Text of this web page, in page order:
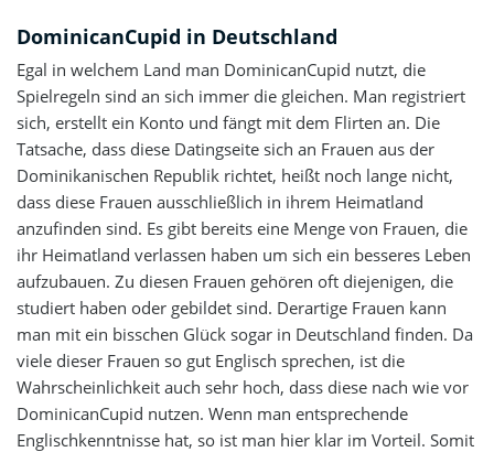
DominicanCupid in Deutschland
Egal in welchem Land man DominicanCupid nutzt, die
Spielregeln sind an sich immer die gleichen. Man registriert
sich, erstellt ein Konto und fängt mit dem Flirten an. Die
Tatsache, dass diese Datingseite sich an Frauen aus der
Dominikanischen Republik richtet, heißt noch lange nicht,
dass diese Frauen ausschließlich in ihrem Heimatland
anzufinden sind. Es gibt bereits eine Menge von Frauen, die
ihr Heimatland verlassen haben um sich ein besseres Leben
aufzubauen. Zu diesen Frauen gehören oft diejenigen, die
studiert haben oder gebildet sind. Derartige Frauen kann
man mit ein bisschen Glück sogar in Deutschland finden. Da
viele dieser Frauen so gut Englisch sprechen, ist die
Wahrscheinlichkeit auch sehr hoch, dass diese nach wie vor
DominicanCupid nutzen. Wenn man entsprechende
Englischkenntnisse hat, so ist man hier klar im Vorteil. Somit